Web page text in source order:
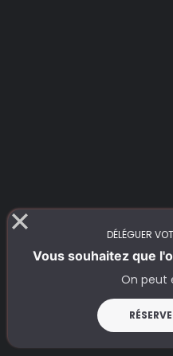
DÉLÉGUER
Vous souhaitez que
On peut